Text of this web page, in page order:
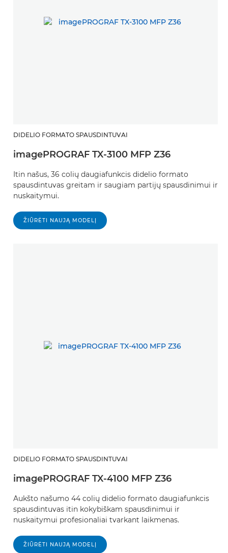
DIDELIO FORMATO SPAUSDINTUVAI
imagePROGRAF TX-3100 MFP Z36
Itin našus, 36 colių daugiafunkcis didelio formato
spausdintuvas greitam ir saugiam partijų spausdinimui ir
nuskaitymui.
ŽIŪRĖTI NAUJĄ MODELĮ
DIDELIO FORMATO SPAUSDINTUVAI
imagePROGRAF TX-4100 MFP Z36
Aukšto našumo 44 colių didelio formato daugiafunkcis
spausdintuvas itin kokybiškam spausdinimui ir
nuskaitymui profesionaliai tvarkant laikmenas.
ŽIŪRĖTI NAUJĄ MODELĮ